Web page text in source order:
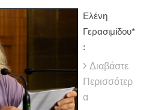
Ελένη
Γερασιμίδου*
:
Διαβάστε
Περισσότερ
α